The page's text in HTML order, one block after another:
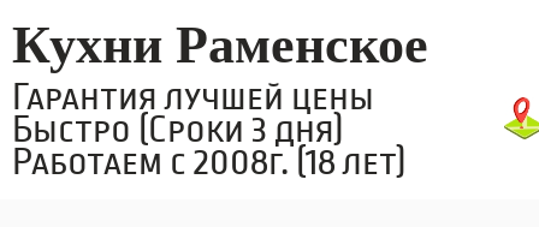
Кухни Раменское
Гарантия лучшей цены
Быстро (Сроки 3 дня)
Работаем с 2008г. (18 лет)